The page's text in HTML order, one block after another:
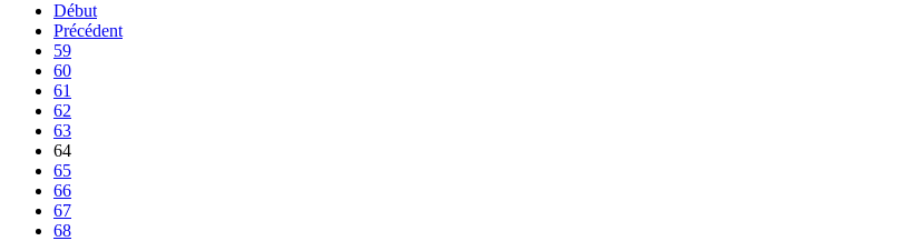
Début
Précédent
59
60
61
62
63
64
65
66
67
68